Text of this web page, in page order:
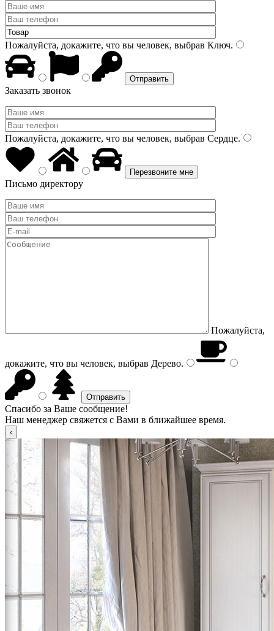
Пожалуйста, докажите, что вы человек, выбрав Ключ.
Заказать звонок
Пожалуйста, докажите, что вы человек, выбрав Сердце.
Письмо директору
Пожалуйста,
докажите, что вы человек, выбрав Дерево.
Спасибо за Ваше сообщение!
Наш менеджер свяжется с Вами в ближайшее время.